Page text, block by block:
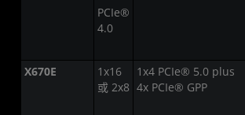
PCIe®
4.0
X670E
1x16
或 2x8
1x4 PCIe® 5.0 plus
4x PCIe® GPP